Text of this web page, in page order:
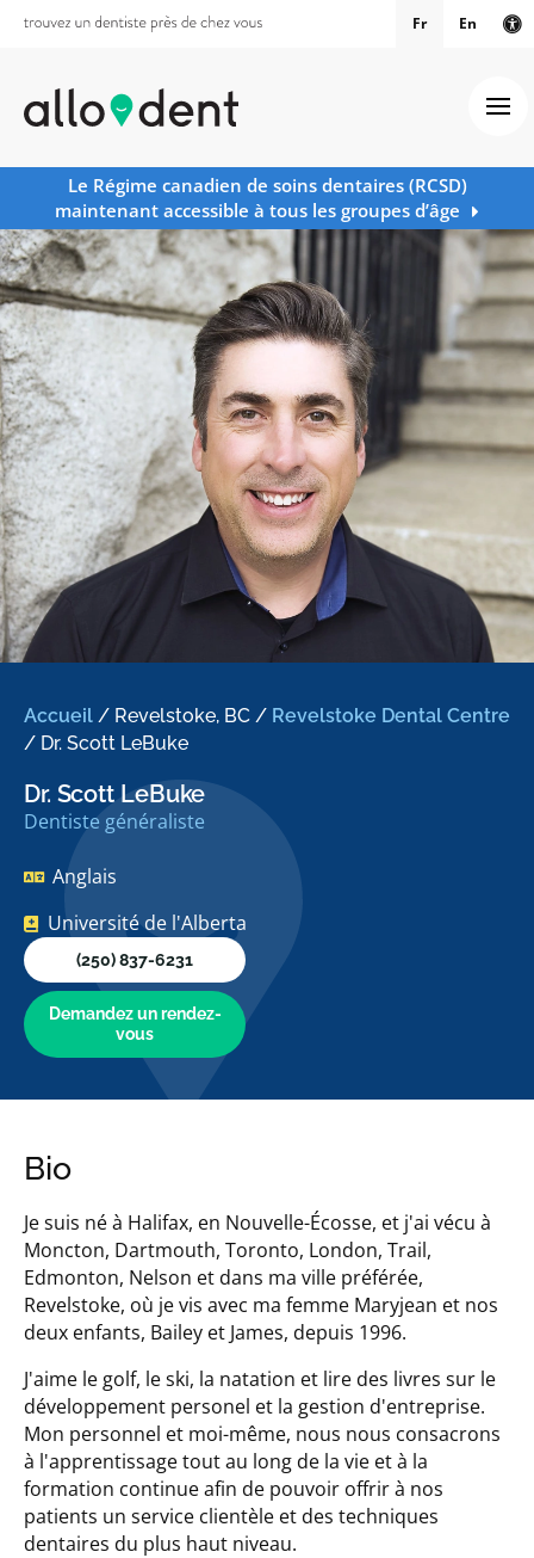
Fr En
Le Régime canadien de soins dentaires (RCSD)
maintenant accessible à tous les groupes d’âge
Accueil / Revelstoke, BC / Revelstoke Dental Centre
/ Dr. Scott LeBuke
Dr. Scott LeBuke
Dentiste généraliste
Anglais
Université de l'Alberta
(250) 837-6231
Demandez un rendez-
vous
Bio
Je suis né à Halifax, en Nouvelle-Écosse, et j'ai vécu à
Moncton, Dartmouth, Toronto, London, Trail,
Edmonton, Nelson et dans ma ville préférée,
Revelstoke, où je vis avec ma femme Maryjean et nos
deux enfants, Bailey et James, depuis 1996.
J'aime le golf, le ski, la natation et lire des livres sur le
développement personel et la gestion d'entreprise.
Mon personnel et moi-même, nous nous consacrons
à l'apprentissage tout au long de la vie et à la
formation continue afin de pouvoir offrir à nos
patients un service clientèle et des techniques
dentaires du plus haut niveau.